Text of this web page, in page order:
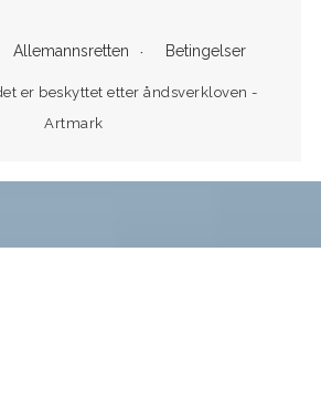
Allemannsretten Betingelser
er beskyttet etter åndsverkloven -
Artmark